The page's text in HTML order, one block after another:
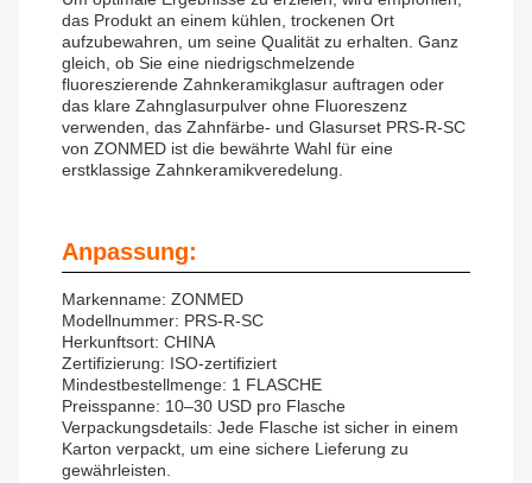
das Produkt an einem kühlen, trockenen Ort
aufzubewahren, um seine Qualität zu erhalten. Ganz
gleich, ob Sie eine niedrigschmelzende
fluoreszierende Zahnkeramikglasur auftragen oder
das klare Zahnglasurpulver ohne Fluoreszenz
verwenden, das Zahnfärbe- und Glasurset PRS-R-SC
von ZONMED ist die bewährte Wahl für eine
erstklassige Zahnkeramikveredelung.
Anpassung:
Markenname: ZONMED
Modellnummer: PRS-R-SC
Herkunftsort: CHINA
Zertifizierung: ISO-zertifiziert
Mindestbestellmenge: 1 FLASCHE
Preisspanne: 10–30 USD pro Flasche
Verpackungsdetails: Jede Flasche ist sicher in einem
Karton verpackt, um eine sichere Lieferung zu
gewährleisten.